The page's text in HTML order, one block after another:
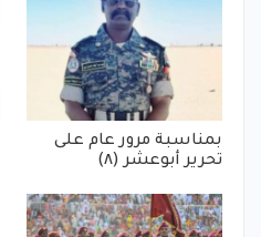
بمناسبة مرور عام على
تحرير أبوعشر (٨)